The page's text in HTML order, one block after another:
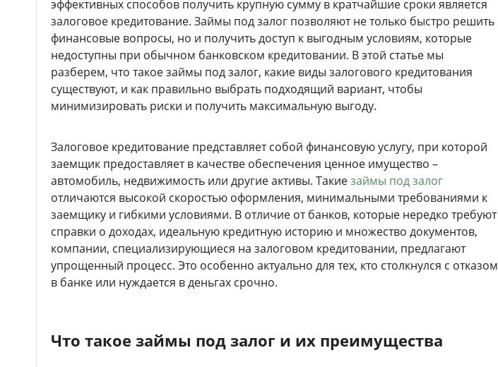
эффективных способов получить крупную сумму в кратчайшие сроки является
залоговое кредитование. Займы под залог позволяют не только быстро решить
финансовые вопросы, но и получить доступ к выгодным условиям, которые
недоступны при обычном банковском кредитовании. В этой статье мы
разберем, что такое займы под залог, какие виды залогового кредитования
существуют, и как правильно выбрать подходящий вариант, чтобы
минимизировать риски и получить максимальную выгоду.
Залоговое кредитование представляет собой финансовую услугу, при которой
заемщик предоставляет в качестве обеспечения ценное имущество –
автомобиль, недвижимость или другие активы. Такиезаймы под залог
отличаются высокой скоростью оформления, минимальными требованиями к
заемщику и гибкими условиями. В отличие от банков, которые нередко требуют
справки о доходах, идеальную кредитную историю и множество документов,
компании, специализирующиеся на залоговом кредитовании, предлагают
упрощенный процесс. Это особенно актуально для тех, кто столкнулся с отказом
в банке или нуждается в деньгах срочно.
Что такое займы под залог и их преимущества